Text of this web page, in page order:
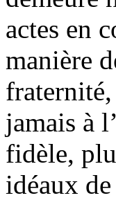
actes en
manière
jamais à
fidèle,
idéaux